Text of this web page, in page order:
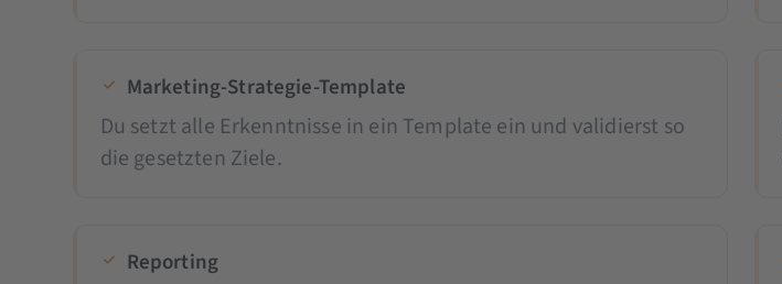
Marketing-Strategie-Template
Du setzt alle Erkenntnisse in ein Template ein und validierst so
die gesetzten Ziele.
Reporting